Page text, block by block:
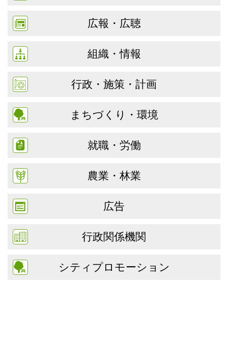
広報・広聴
組織・情報
行政・施策・計画
まちづくり・環境
就職・労働
農業・林業
広告
行政関係機関
シティプロモーション